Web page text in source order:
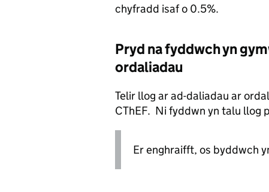
chyfradd isaf o 0.5%.
Pryd na fyddwch yn
ordaliadau
Telir llog ar ad-daliadau ar
CThEF. Ni fyddwn yn talu llog
Er enghraifft, os byddwch